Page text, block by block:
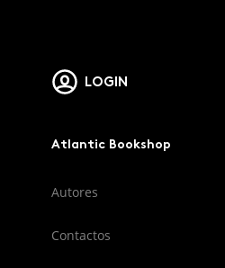
LOGIN
Atlantic Bookshop
Autores
Contactos